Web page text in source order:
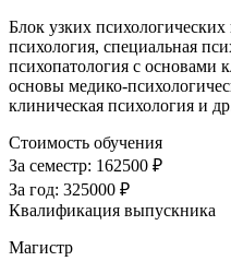
Блок узких
психология, специальная
психопатология с основами
основы медико-
клиническая психология и
Стоимость обучения
За семестр: 162500 ₽
За год: 325000 ₽
Квалификация выпускника
Магистр